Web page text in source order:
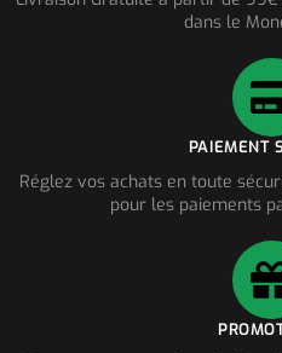
dans le
PAIEMENT
Réglez vos achats en toute
pour les paiements